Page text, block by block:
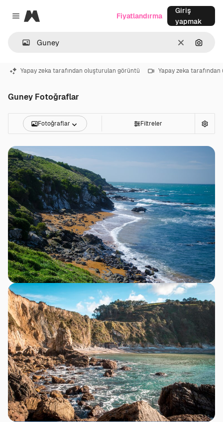
Close menu
Magnific
Temizlemek
Fiyatlandırma
Giriş
yapmak
Yapay zeka tarafından oluşturulan görüntü Yapay zeka
Guney Fotoğraflar
Fotoğraflar Filtreler